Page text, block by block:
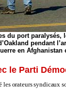
du port paralysés,
pendant
en Afghanistan
le Parti
orateurs